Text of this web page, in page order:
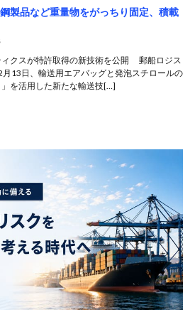
鋼製品など重量物をがっちり固定、積載
ィクスが特許取得の新技術を公開 郵船ロジス
月13日、輸送用エアバッグと発泡スチロールの
を活用した新たな輸送技[…]